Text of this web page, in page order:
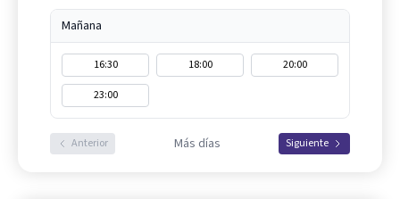
Mañana
16:30 18:00
20:00
23:00
Anterior Más días Siguiente